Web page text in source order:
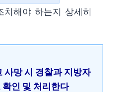
해야 하는지 상세히
사망 시 경찰과 지방자
인 및 처리한다